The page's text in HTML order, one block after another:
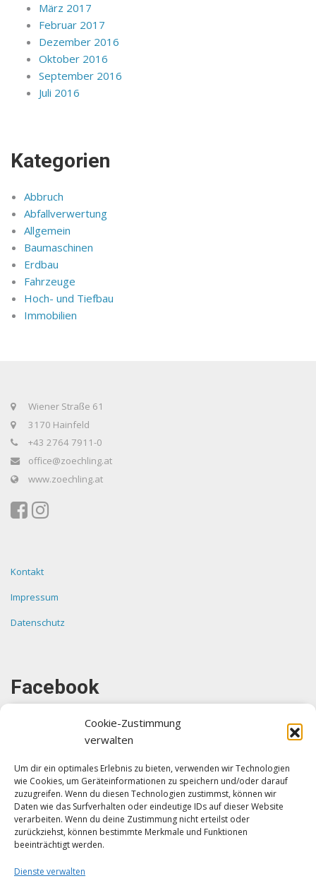
Cookie-Zustimmung
verwalten
Um dir ein optimales Erlebnis zu bieten, verwenden wir Technologien
wie Cookies, um Geräteinformationen zu speichern und/oder darauf
zuzugreifen. Wenn du diesen Technologien zustimmst, können wir
Daten wie das Surfverhalten oder eindeutige IDs auf dieser Website
verarbeiten. Wenn du deine Zustimmung nicht erteilst oder
zurückziehst, können bestimmte Merkmale und Funktionen
beeinträchtigt werden.
Dienste verwalten
März 2017
Februar 2017
Dezember 2016
Oktober 2016
September 2016
Juli 2016
Kategorien
Abbruch
Abfallverwertung
Allgemein
Baumaschinen
Erdbau
Fahrzeuge
Hoch- und Tiefbau
Immobilien
Wiener Straße 61
3170 Hainfeld
+43 2764 7911-0
office@zoechling.at
www.zoechling.at
Kontakt
Impressum
Datenschutz
Facebook
Klicke auf "Ich stimme zu", um Facebook
zu aktivieren
Ich stimme zu